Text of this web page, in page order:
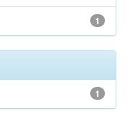
1
1